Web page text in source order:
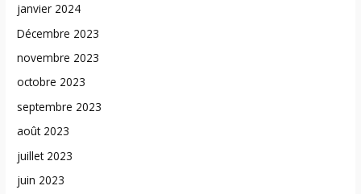
janvier 2024
Décembre 2023
novembre 2023
octobre 2023
septembre 2023
août 2023
juillet 2023
juin 2023